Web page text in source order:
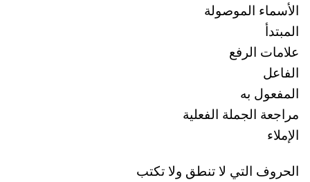
الأسماء الموصولة
المبتدأ
علامات الرفع
الفاعل
المفعول به
مراجعة الجملة الفعلية
الإملاء
الحروف التي لا تنطق ولا تكتب